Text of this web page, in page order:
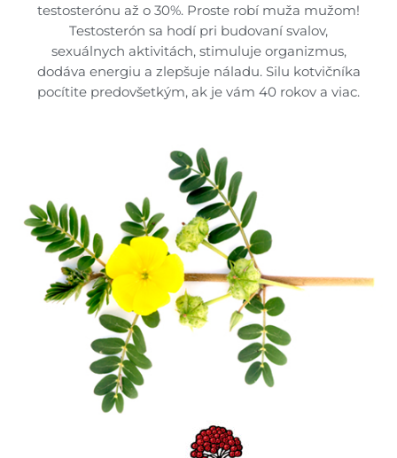
testosterónu až o 30%. Proste robí muža mužom!
Testosterón sa hodí pri budovaní svalov,
sexuálnych aktivitách, stimuluje organizmus,
dodáva energiu a zlepšuje náladu. Silu kotvičníka
pocítite predovšetkým, ak je vám 40 rokov a viac.